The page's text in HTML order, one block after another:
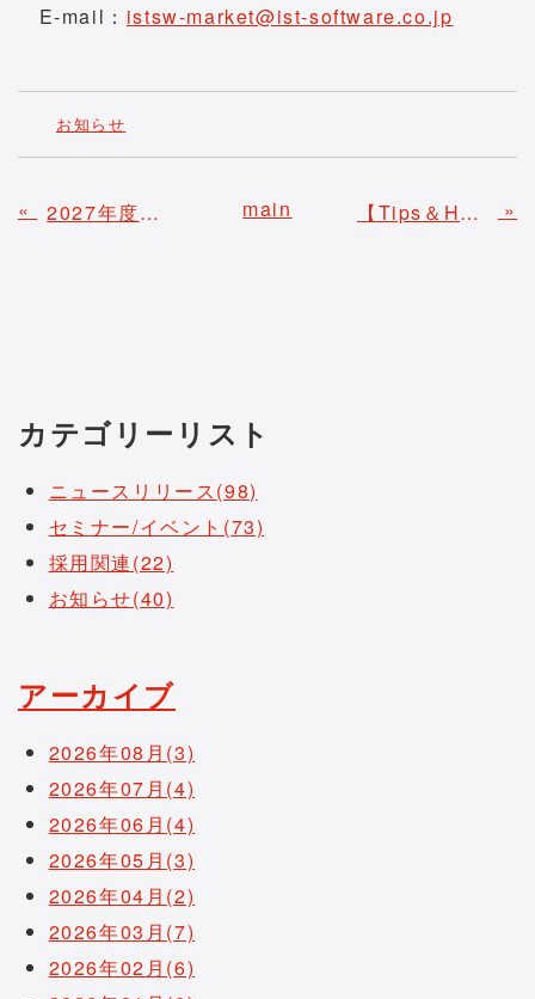
E-mail： istsw-market@ist-software.co.jp
お知らせ
« 2027年度新卒採用 募集開始のお知らせ main 【Tips＆Hack】生成AI連載：生成AIは本当に危険？セキュリティとガバナンスの考え方（第8回） »
カテゴリーリスト
ニュースリリース(98)
セミナー/イベント(73)
採用関連(22)
お知らせ(40)
アーカイブ
2026年08月(3)
2026年07月(4)
2026年06月(4)
2026年05月(3)
2026年04月(2)
2026年03月(7)
2026年02月(6)